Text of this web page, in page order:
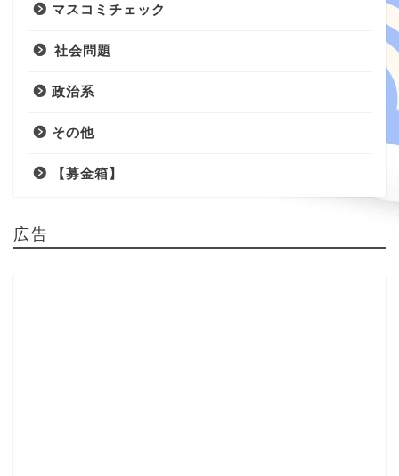
マスコミチェック
社会問題
政治系
その他
【募金箱】
広告